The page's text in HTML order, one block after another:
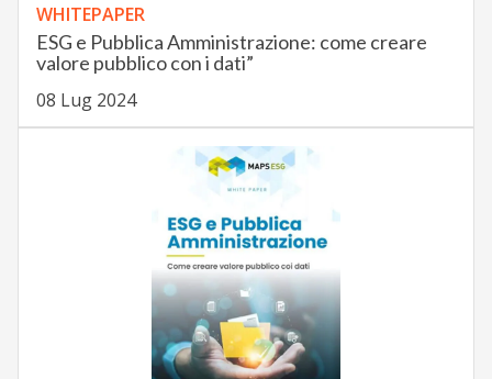
WHITEPAPER
ESG e Pubblica Amministrazione: come creare
valore pubblico con i dati”
08 Lug 2024